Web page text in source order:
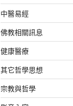
中醫易經
佛教相關訊息
健康醫療
其它哲學思想
宗教與哲學